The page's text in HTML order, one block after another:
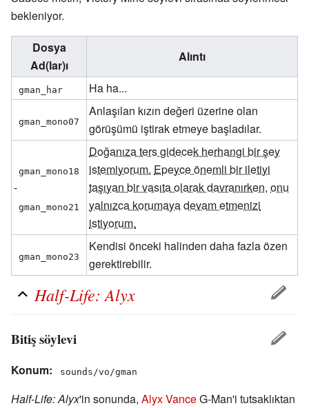
bekleniyor.
Dosya
Ad(lar)ı
Alıntı
gman_har Ha ha...
gman_mono07
Anlaşılan kızın değeri üzerine olan
görüşümü iştirak etmeye başladılar.
gman_mono18
-
gman_mono21
Doğanıza ters gidecek herhangi bir şey
istemiyorum. Epeyce önemli bir iletiyi
taşıyan bir vasıta olarak davranırken, onu
yalnızca korumayadevam etmenizi
istiyorum.
gman_mono23
Kendisi önceki halinden daha fazla özen
gerektirebilir.
Half-Life: Alyx
Bitiş söylevi
Konum: sounds/vo/gman
Half-Life: Alyx'in sonunda, Alyx VanceG-Man'i tutsaklıktan